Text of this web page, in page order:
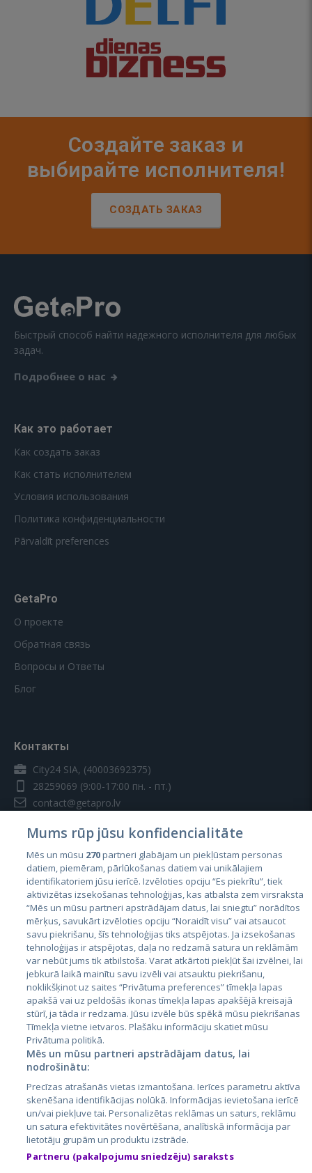
Создайте заказ и
выбирайте исполнителя!
СОЗДАТЬ ЗАКАЗ
Быстрый способ найти надежного исполнителя для любых
задач.
Подробнее о нас
Как это работает
Как создать заказ
Как стать исполнителем
Условия использования
Политика конфиденциальности
Pārvaldīt preferences
GetaPro
О проекте
Обратная связь
Вопросы и Ответы
Блог
Контакты
City24 SIA, (40003692375)
28259069 (9:00-17:00 пн. - пт.)
contact@getapro.lv
Страны
Эстония
Латвия
Литва
City24.lv
City24.ee
GetaPro.lv
GetaPro.ee
Skelbiu.lt
Autoplius.lt
CVbankas.lt
Kainos.lt
Paslaugos.lt
auto24.ee
Osta.ee
Mums rūp jūsu konfidencialitāte
Mēs un mūsu 270partneri glabājam un piekļūstam personas
datiem, piemēram, pārlūkošanas datiem vai unikālajiem
identifikatoriem jūsu ierīcē. Izvēloties opciju “Es piekrītu”, tiek
aktivizētas izsekošanas tehnoloģijas, kas atbalsta zem virsraksta
“Mēs un mūsu partneri apstrādājam datus, lai sniegtu” norādītos
mērķus, savukārt izvēloties opciju “Noraidīt visu” vai atsaucot
savu piekrišanu, šīs tehnoloģijas tiks atspējotas. Ja izsekošanas
tehnoloģijas ir atspējotas, daļa no redzamā satura un reklāmām
var nebūt jums tik atbilstoša. Varat atkārtoti piekļūt šai izvēlnei, lai
jebkurā laikā mainītu savu izvēli vai atsauktu piekrišanu,
noklikšķinot uz saites “Privātuma preferences” tīmekļa lapas
apakšā vai uz peldošās ikonas tīmekļa lapas apakšējā kreisajā
stūrī, ja tāda ir redzama. Jūsu izvēle būs spēkā mūsu piekrišanas
Tīmekļa vietne ietvaros. Plašāku informāciju skatiet mūsu
Privātuma politikā.
Mēs un mūsu partneri apstrādājam datus, lai
nodrošinātu:
Precīzas atrašanās vietas izmantošana. Ierīces parametru aktīva
skenēšana identifikācijas nolūkā. Informācijas ievietošana ierīcē
un/vai piekļuve tai. Personalizētas reklāmas un saturs, reklāmu
un satura efektivitātes novērtēšana, analītiskā informācija par
lietotāju grupām un produktu izstrāde.
Partneru (pakalpojumu sniedzēju) saraksts